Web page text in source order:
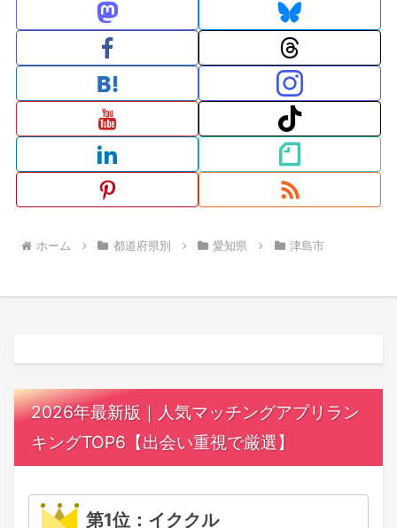
ホーム 都道府県別 愛知県 津島市
2026年最新版｜人気マッチングアプリラン
キングTOP6【出会い重視で厳選】
第1位：イククル